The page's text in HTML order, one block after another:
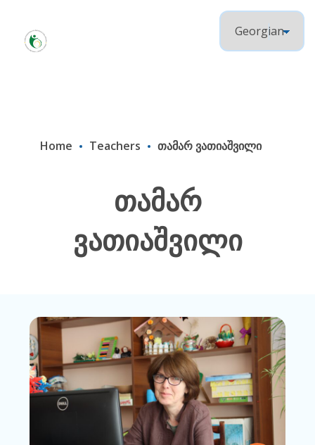
Home Teachers თამარ ვათიაშვილი
თამარ
ვათიაშვილი